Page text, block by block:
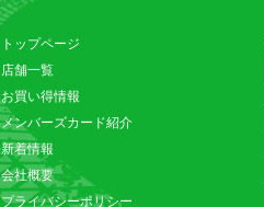
トップページ
店舗一覧
お買い得情報
メンバーズカード紹介
新着情報
会社概要
プライバシーポリシー